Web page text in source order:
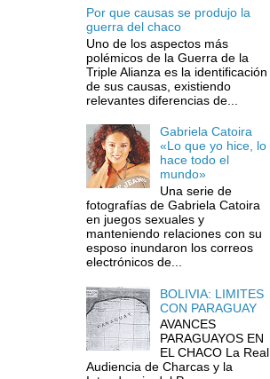
Por que causas se produjo la
guerra del chaco
Uno de los aspectos más
polémicos de la Guerra de la
Triple Alianza es la identificación
de sus causas, existiendo
relevantes diferencias de...
Gabriela Catoira
«Lo que yo hice, lo
hace todo el
mundo»
Una serie de
fotografías de Gabriela Catoira
en juegos sexuales y
manteniendo relaciones con su
esposo inundaron los correos
electrónicos de...
BOLIVIA: LIMITES
CON PARAGUAY
AVANCES
PARAGUAYOS EN
EL CHACO La Real
Audiencia de Charcas y la